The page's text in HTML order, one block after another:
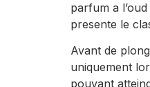
parfum a
presente le
Avant de
uniquement
pouvant